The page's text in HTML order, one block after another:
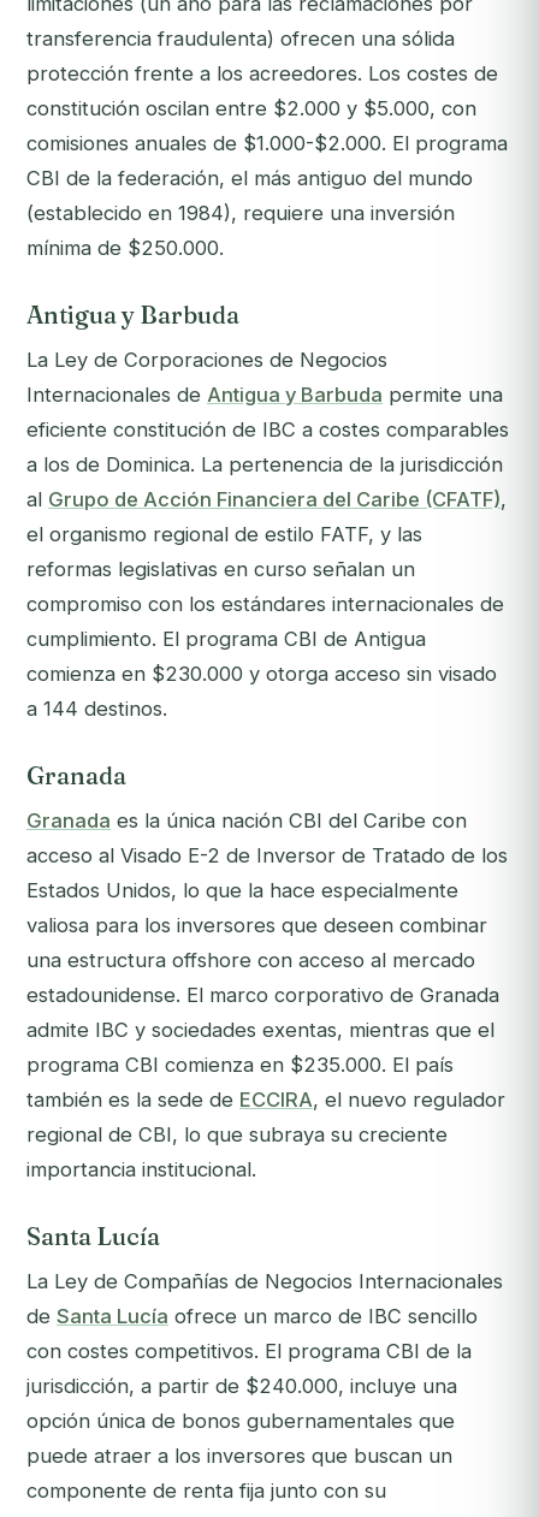
transferencia fraudulenta) ofrecen una sólida
protección frente a los acreedores. Los costes de
constitución oscilan entre $2.000 y $5.000, con
comisiones anuales de $1.000-$2.000. El programa
CBI de la federación, el más antiguo del mundo
(establecido en 1984), requiere una inversión
mínima de $250.000.
Antigua y Barbuda
La Ley de Corporaciones de Negocios
Internacionales de Antigua y Barbuda permite una
eficiente constitución de IBC a costes comparables
a los de Dominica. La pertenencia de la jurisdicción
al Grupo de Acción Financiera del Caribe (CFATF),
el organismo regional de estilo FATF, y las
reformas legislativas en curso señalan un
compromiso con los estándares internacionales de
cumplimiento. El programa CBI de Antigua
comienza en $230.000 y otorga acceso sin visado
a 144 destinos.
Granada
Granada es la única nación CBI del Caribe con
acceso al Visado E-2 de Inversor de Tratado de los
Estados Unidos, lo que la hace especialmente
valiosa para los inversores que deseen combinar
una estructura offshore con acceso al mercado
estadounidense. El marco corporativo de Granada
admite IBC y sociedades exentas, mientras que el
programa CBI comienza en $235.000. El país
también es la sede de ECCIRA, el nuevo regulador
regional de CBI, lo que subraya su creciente
importancia institucional.
Santa Lucía
La Ley de Compañías de Negocios Internacionales
de Santa Lucía ofrece un marco de IBC sencillo
con costes competitivos. El programa CBI de la
jurisdicción, a partir de $240.000, incluye una
opción única de bonos gubernamentales que
puede atraer a los inversores que buscan un
componente de renta fija junto con su